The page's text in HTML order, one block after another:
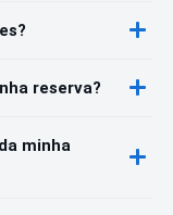
reserva?
minha